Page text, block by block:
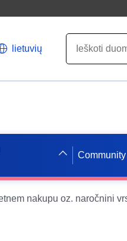
lietuvių
Community